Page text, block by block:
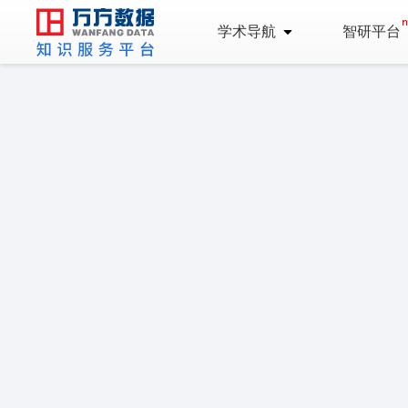
学术导航 智研平台